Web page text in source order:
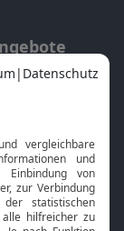
Online-Bibel
Gottesdienst